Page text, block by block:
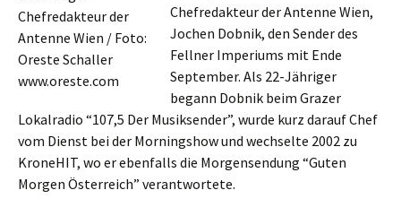
Chefredakteur der Antenne Wien,
Jochen Dobnik, den Sender des
Fellner Imperiums mit Ende
September. Als 22-Jähriger
begann Dobnik beim Grazer
Lokalradio “107,5 Der Musiksender”, wurde kurz darauf Chef
vom Dienst bei der Morningshow und wechselte 2002 zu
KroneHIT, wo er ebenfalls die Morgensendung “Guten
Morgen Österreich” verantwortete.